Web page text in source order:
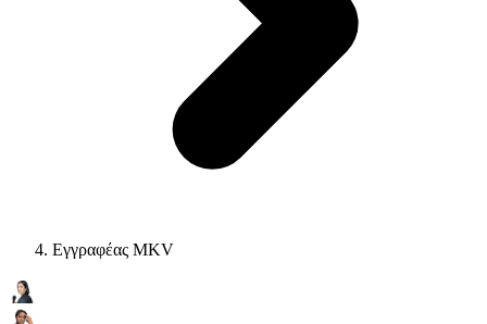
Εγγραφέας MKV